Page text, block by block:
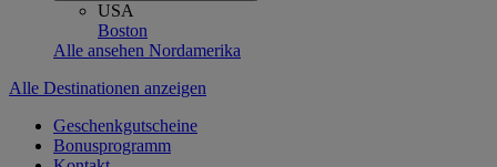
USA
Boston
Alle ansehen Nordamerika
Alle Destinationen anzeigen
Geschenkgutscheine
Bonusprogramm